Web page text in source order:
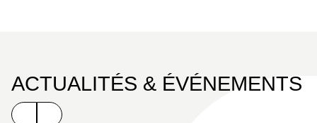
ACTUALITÉS & ÉVÉNEMENTS